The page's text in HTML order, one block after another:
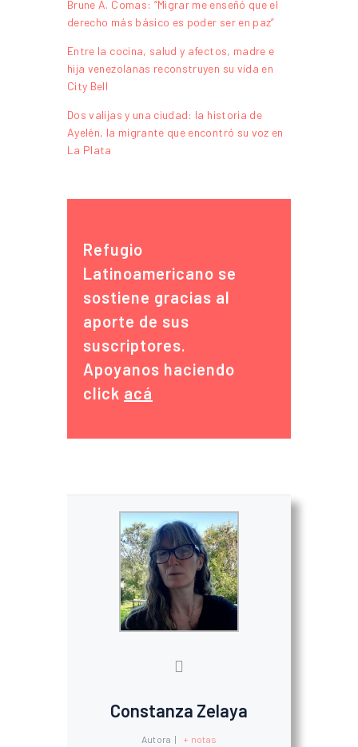
Brune A. Comas: “Migrar me enseñó que el
derecho más básico es poder ser en paz”
Entre la cocina, salud y afectos, madre e
hija venezolanas reconstruyen su vida en
City Bell
Dos valijas y una ciudad: la historia de
Ayelén, la migrante que encontró su voz en
La Plata
Refugio
Latinoamericano se
sostiene gracias al
aporte de sus
suscriptores.
Apoyanos haciendo
click acá
Constanza Zelaya
Autora | + notas